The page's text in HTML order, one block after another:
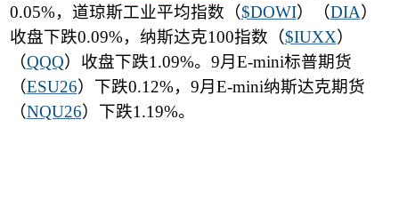
0.05%，道琼斯工业平均指数（$DOWI）（DIA）
收盘下跌0.09%，纳斯达克100指数（$IUXX）
（QQQ）收盘下跌1.09%。 9月 E-mini标普期货
（ESU26）下跌0.12%， 9月 E-mini纳斯达克期货
（NQU26）下跌1.19%。